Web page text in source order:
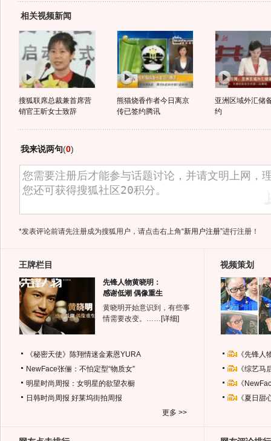
相关视频新闻
搜狐联席总裁兼首席营
销官王昕女士致辞
熊猫烧香作者今日离京
传已签约腾讯
亚洲区域外汇储
约
我来说两句(0)
*发表评论前请先注册成为搜狐用户，请点击右上角“新用户注册”进行注册！
王牌栏目
先锋人物黄晓明：
感谢低潮 偶像重生
黄晓明开始意识到，有些事
情需要改变。…… [详细]
《秘密天使》陈翔情迷金素恩YURA
NewFace张俪：不怕定型“物质女”
明星时尚周报：女明星的欲望衣橱
日韩时尚周报 好莱坞街拍周报
更多 >>
视频策划
《先锋
《综艺
《
《夏日